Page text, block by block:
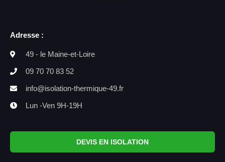
Adresse :
49 - le Maine-et-Loire
09 70 70 83 52
info@isolation-thermique-49.fr
Lun -Ven 9H-19H
DEVIS EN ISOLATION